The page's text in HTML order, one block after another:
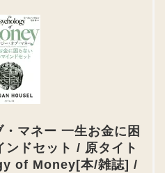
マネー 一生お金に困
ンドセット / 原タイト
of Money[本/雑誌] /